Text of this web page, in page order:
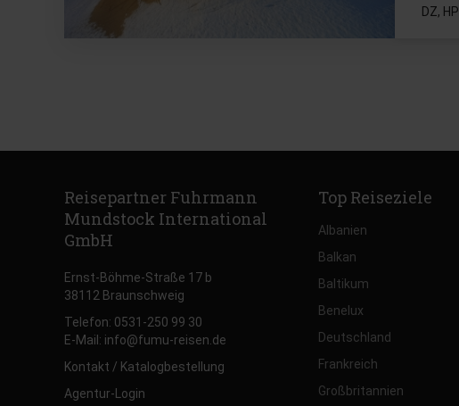
DZ, HP
Reisepartner Fuhrmann
Mundstock International
GmbH
Ernst-Böhme-Straße 17 b
38112 Braunschweig
Telefon: 0531-250 99 30
E-Mail: info@fumu-reisen.de
Kontakt / Katalogbestellung
Agentur-Login
Top Reiseziele
Albanien
Balkan
Baltikum
Benelux
Deutschland
Frankreich
Großbritannien